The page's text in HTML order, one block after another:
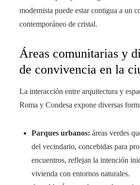
modernista puede estar contigua a un
contemporáneo de cristal.
Áreas comunitarias y
de convivencia en la
La interacción entre arquitectura y
Roma y Condesa expone diversas
Parques urbanos: áreas verdes
del vecindario, concebidas para
encuentros, reflejan la intención
vivienda con entornos naturales.